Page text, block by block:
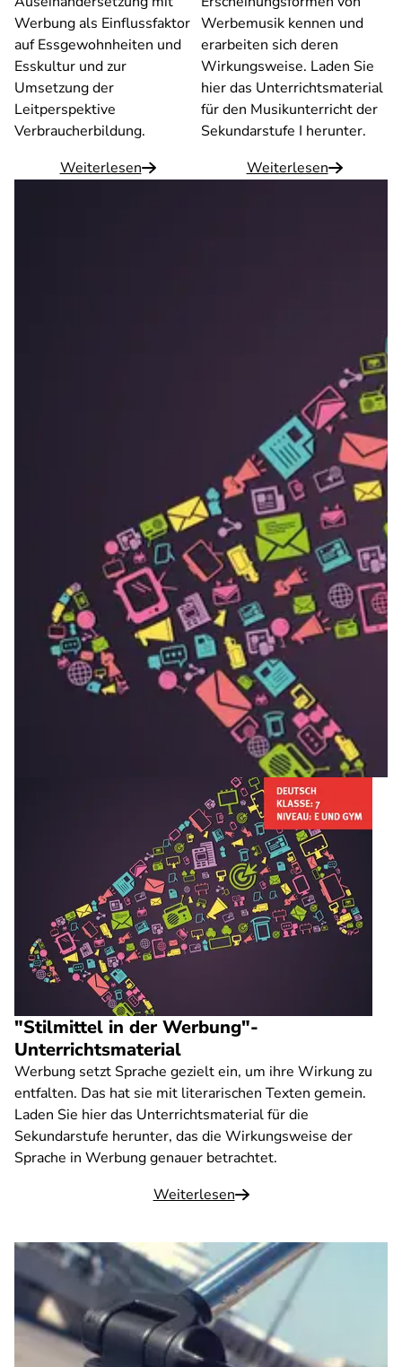
Werbung als Einflussfaktor
auf Essgewohnheiten und
Esskultur und zur
Umsetzung der
Leitperspektive
Verbraucherbildung.
Weiterlesen
Werbe­musik kennen und
erarbeiten sich deren
Wirkungsweise. Laden Sie
hier das Unterrichtsmaterial
für den Musikunterricht der
Sekundarstufe I herunter.
Weiterlesen
"Stilmittel in der Werbung"-
Unterrichtsmaterial
Werbung setzt Sprache gezielt ein, um ihre Wirkung zu
entfalten. Das hat sie mit literarischen Texten gemein.
Laden Sie hier das Unterrichtsmaterial für die
Sekundarstufe herunter, das die Wirkungsweise der
Sprache in Werbung genauer betrachtet.
Weiterlesen